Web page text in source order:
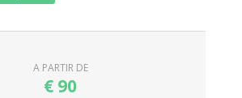
A PARTIR DE
€ 90